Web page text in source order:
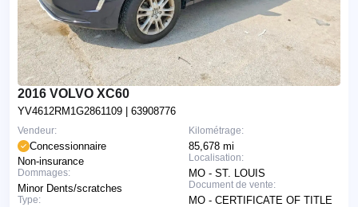
2016 VOLVO XC60
YV4612RM1G2861109 | 63908776
Kilométrage:
85,678 mi
Localisation:
MO - ST. LOUIS
Document de vente:
MO - CERTIFICATE OF TITLE
Vendeur:
Concessionnaire
Non-insurance
Dommages:
Minor Dents/scratches
Type: